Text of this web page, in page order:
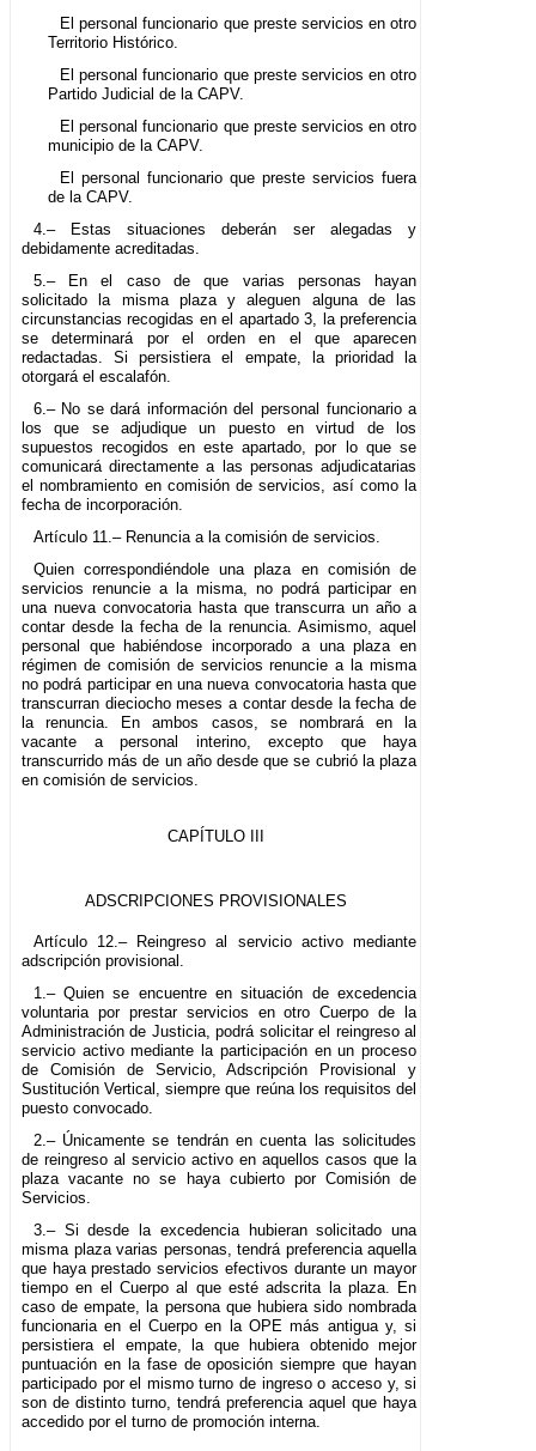
El personal funcionario que preste servicios en otro
Territorio Histórico.
El personal funcionario que preste servicios en otro
Partido Judicial de la CAPV.
El personal funcionario que preste servicios en otro
municipio de la CAPV.
El personal funcionario que preste servicios fuera
de la CAPV.
4.– Estas situaciones deberán ser alegadas y
debidamente acreditadas.
5.– En el caso de que varias personas hayan
solicitado la misma plaza y aleguen alguna de las
circunstancias recogidas en el apartado 3, la preferencia
se determinará por el orden en el que aparecen
redactadas. Si persistiera el empate, la prioridad la
otorgará el escalafón.
6.– No se dará información del personal funcionario a
los que se adjudique un puesto en virtud de los
supuestos recogidos en este apartado, por lo que se
comunicará directamente a las personas adjudicatarias
el nombramiento en comisión de servicios, así como la
fecha de incorporación.
Artículo 11.– Renuncia a la comisión de servicios.
Quien correspondiéndole una plaza en comisión de
servicios renuncie a la misma, no podrá participar en
una nueva convocatoria hasta que transcurra un año a
contar desde la fecha de la renuncia. Asimismo, aquel
personal que habiéndose incorporado a una plaza en
régimen de comisión de servicios renuncie a la misma
no podrá participar en una nueva convocatoria hasta que
transcurran dieciocho meses a contar desde la fecha de
la renuncia. En ambos casos, se nombrará en la
vacante a personal interino, excepto que haya
transcurrido más de un año desde que se cubrió la plaza
en comisión de servicios.
CAPÍTULO III
ADSCRIPCIONES PROVISIONALES
Artículo 12.– Reingreso al servicio activo mediante
adscripción provisional.
1.– Quien se encuentre en situación de excedencia
voluntaria por prestar servicios en otro Cuerpo de la
Administración de Justicia, podrá solicitar el reingreso al
servicio activo mediante la participación en un proceso
de Comisión de Servicio, Adscripción Provisional y
Sustitución Vertical, siempre que reúna los requisitos del
puesto convocado.
2.– Únicamente se tendrán en cuenta las solicitudes
de reingreso al servicio activo en aquellos casos que la
plaza vacante no se haya cubierto por Comisión de
Servicios.
3.– Si desde la excedencia hubieran solicitado una
misma plaza varias personas, tendrá preferencia aquella
que haya prestado servicios efectivos durante un mayor
tiempo en el Cuerpo al que esté adscrita la plaza. En
caso de empate, la persona que hubiera sido nombrada
funcionaria en el Cuerpo en la OPE más antigua y, si
persistiera el empate, la que hubiera obtenido mejor
puntuación en la fase de oposición siempre que hayan
participado por el mismo turno de ingreso o acceso y, si
son de distinto turno, tendrá preferencia aquel que haya
accedido por el turno de promoción interna.